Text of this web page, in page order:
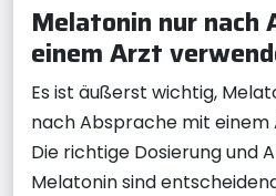
Melatonin nur nach
einem Arzt
Es ist äußerst wichtig,
nach Absprache mit einem
Die richtige Dosierung und
Melatonin sind